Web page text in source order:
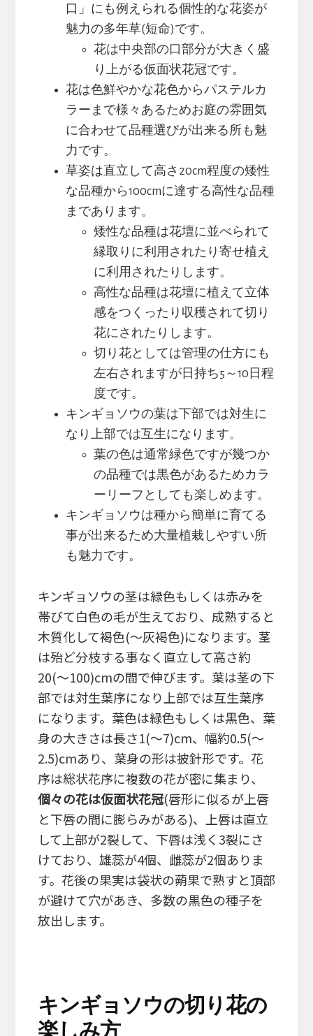
口」にも例えられる個性的な花姿が
魅力の多年草(短命)です。
花は中央部の口部分が大きく盛
り上がる仮面状花冠です。
花は色鮮やかな花色からパステルカ
ラーまで様々あるためお庭の雰囲気
に合わせて品種選びが出来る所も魅
力です。
草姿は直立して高さ20cm程度の矮性
な品種から100cmに達する高性な品種
まであります。
矮性な品種は花壇に並べられて
縁取りに利用されたり寄せ植え
に利用されたりします。
高性な品種は花壇に植えて立体
感をつくったり収穫されて切り
花にされたりします。
切り花としては管理の仕方にも
左右されますが日持ち5～10日程
度です。
キンギョソウの葉は下部では対生に
なり上部では互生になります。
葉の色は通常緑色ですが幾つか
の品種では黒色があるためカラ
ーリーフとしても楽しめます。
キンギョソウは種から簡単に育てる
事が出来るため大量植栽しやすい所
も魅力です。
キンギョソウの茎は緑色もしくは赤みを
帯びて白色の毛が生えており、成熟すると
木質化して褐色(～灰褐色)になります。茎
は殆ど分枝する事なく直立して高さ約
20(～100)cmの間で伸びます。葉は茎の下
部では対生葉序になり上部では互生葉序
になります。葉色は緑色もしくは黒色、葉
身の大きさは長さ1(～7)cm、幅約0.5(～
2.5)cmあり、葉身の形は披針形です。花
序は総状花序に複数の花が密に集まり、
個々の花は仮面状花冠(唇形に似るが上唇
と下唇の間に膨らみがある)、上唇は直立
して上部が2裂して、下唇は浅く3裂にさ
けており、雄蕊が4個、雌蕊が2個ありま
す。花後の果実は袋状の蒴果で熟すと頂部
が避けて穴があき、多数の黒色の種子を
放出します。
キンギョソウの切り花の
楽しみ方